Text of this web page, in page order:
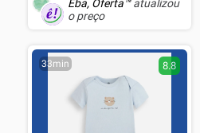
equipamentos, Multi Mount
Essentials - 10AAO9901
Êba, Oferta™atualizou
o preço
33min 8.8